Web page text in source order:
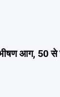
आग, 50 से